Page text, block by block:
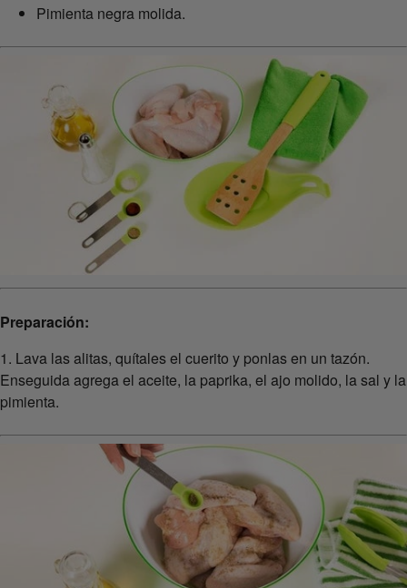
Pimienta negra molida.
Preparación:
1. Lava las alitas, quítales el cuerito y ponlas en un tazón.
Enseguida agrega el aceite, la paprika, el ajo molido, la sal y la
pimienta.